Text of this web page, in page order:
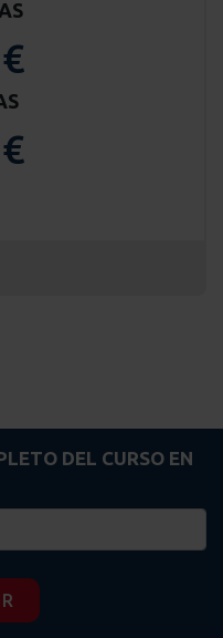
DEL CURSO EN